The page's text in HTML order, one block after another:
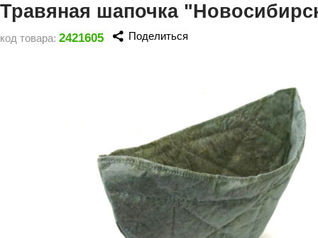
Двери для сауны
Аксессуары
Ароматерапия
ИК сауны
Эверест
Lacoform
Composit
Baneum
ASTON
Баня
Травяная шапочка
код товара: 2421605 Поделиться